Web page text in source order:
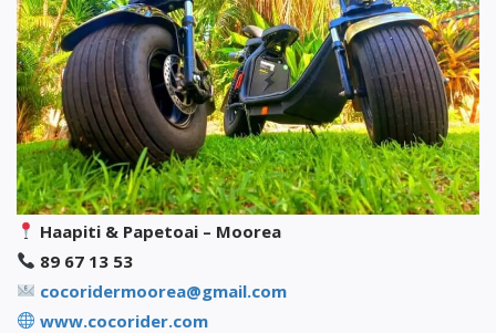
Haapiti & Papetoai – Moorea
89 67 13 53
cocoridermoorea@gmail.com
www.cocorider.com